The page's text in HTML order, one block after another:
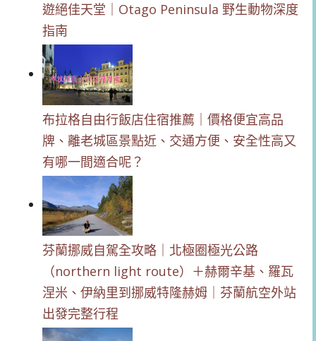
遊絕佳天堂｜Otago Peninsula 野生動物深度
指南
布拉格自由行飯店住宿推薦｜價格便宜高品
牌、離老城區景點近、交通方便、安全性高又
有哪一間適合呢？
芬蘭挪威自駕全攻略｜北極圈極光公路
（northern light route）＋赫爾辛基、羅瓦
涅米、伊納里到挪威特隆赫姆｜芬蘭航空外站
出發完整行程